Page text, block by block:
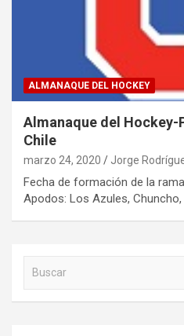
ALMANAQUE DEL HOCKEY
Almanaque del Hockey-
Chile
marzo 24, 2020 Jorge
Fecha de formación de la
Apodos: Los Azules,